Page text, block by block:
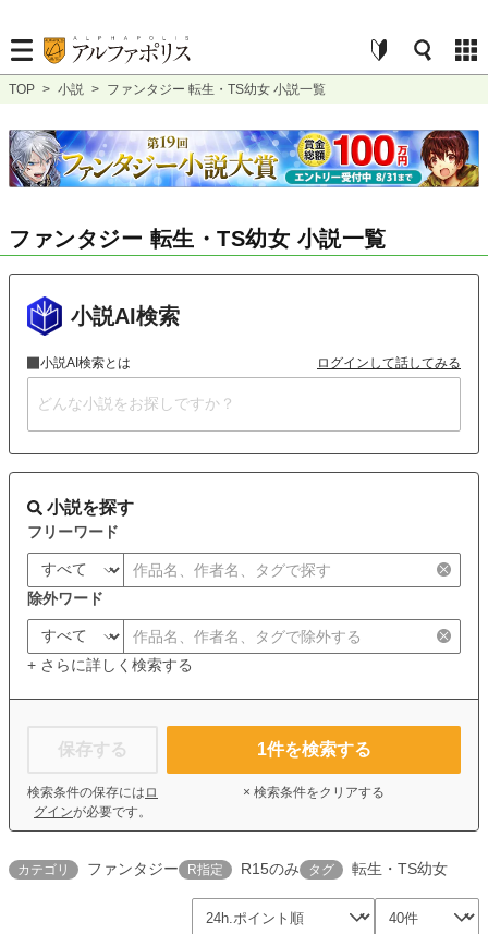
TOP > 小説 > ファンタジー 転生・TS幼女 小説一覧
ファンタジー 転生・TS幼女 小説一覧
小説AI検索
小説AI検索とは ログインして話してみる
小説を探す
フリーワード
除外ワード
+ さらに詳しく検索する
保存する
検索条件の保存には ロ
グインが必要です。
1件を検索する
× 検索条件をクリアする
カテゴリ ファンタジー R指定 R15のみ タグ 転生・TS幼女